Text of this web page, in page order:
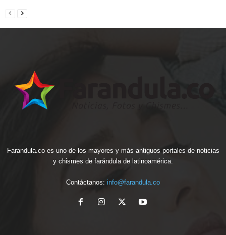
Farandula.co es uno de los mayores y más antiguos portales de noticias
y chismes de farándula de latinoamérica.
Contáctanos: info@farandula.co